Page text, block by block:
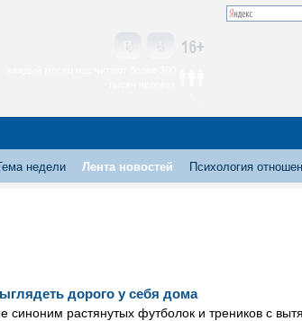
недели Лента новостей Психология
дорого у себя дома
растянутых футболок и треников с